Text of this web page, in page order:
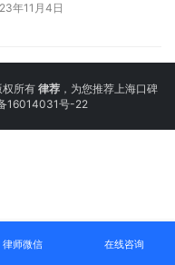
年11月4日
所有 律荐，为您推荐上海口碑
16014031号-22
律师微信 在线咨询